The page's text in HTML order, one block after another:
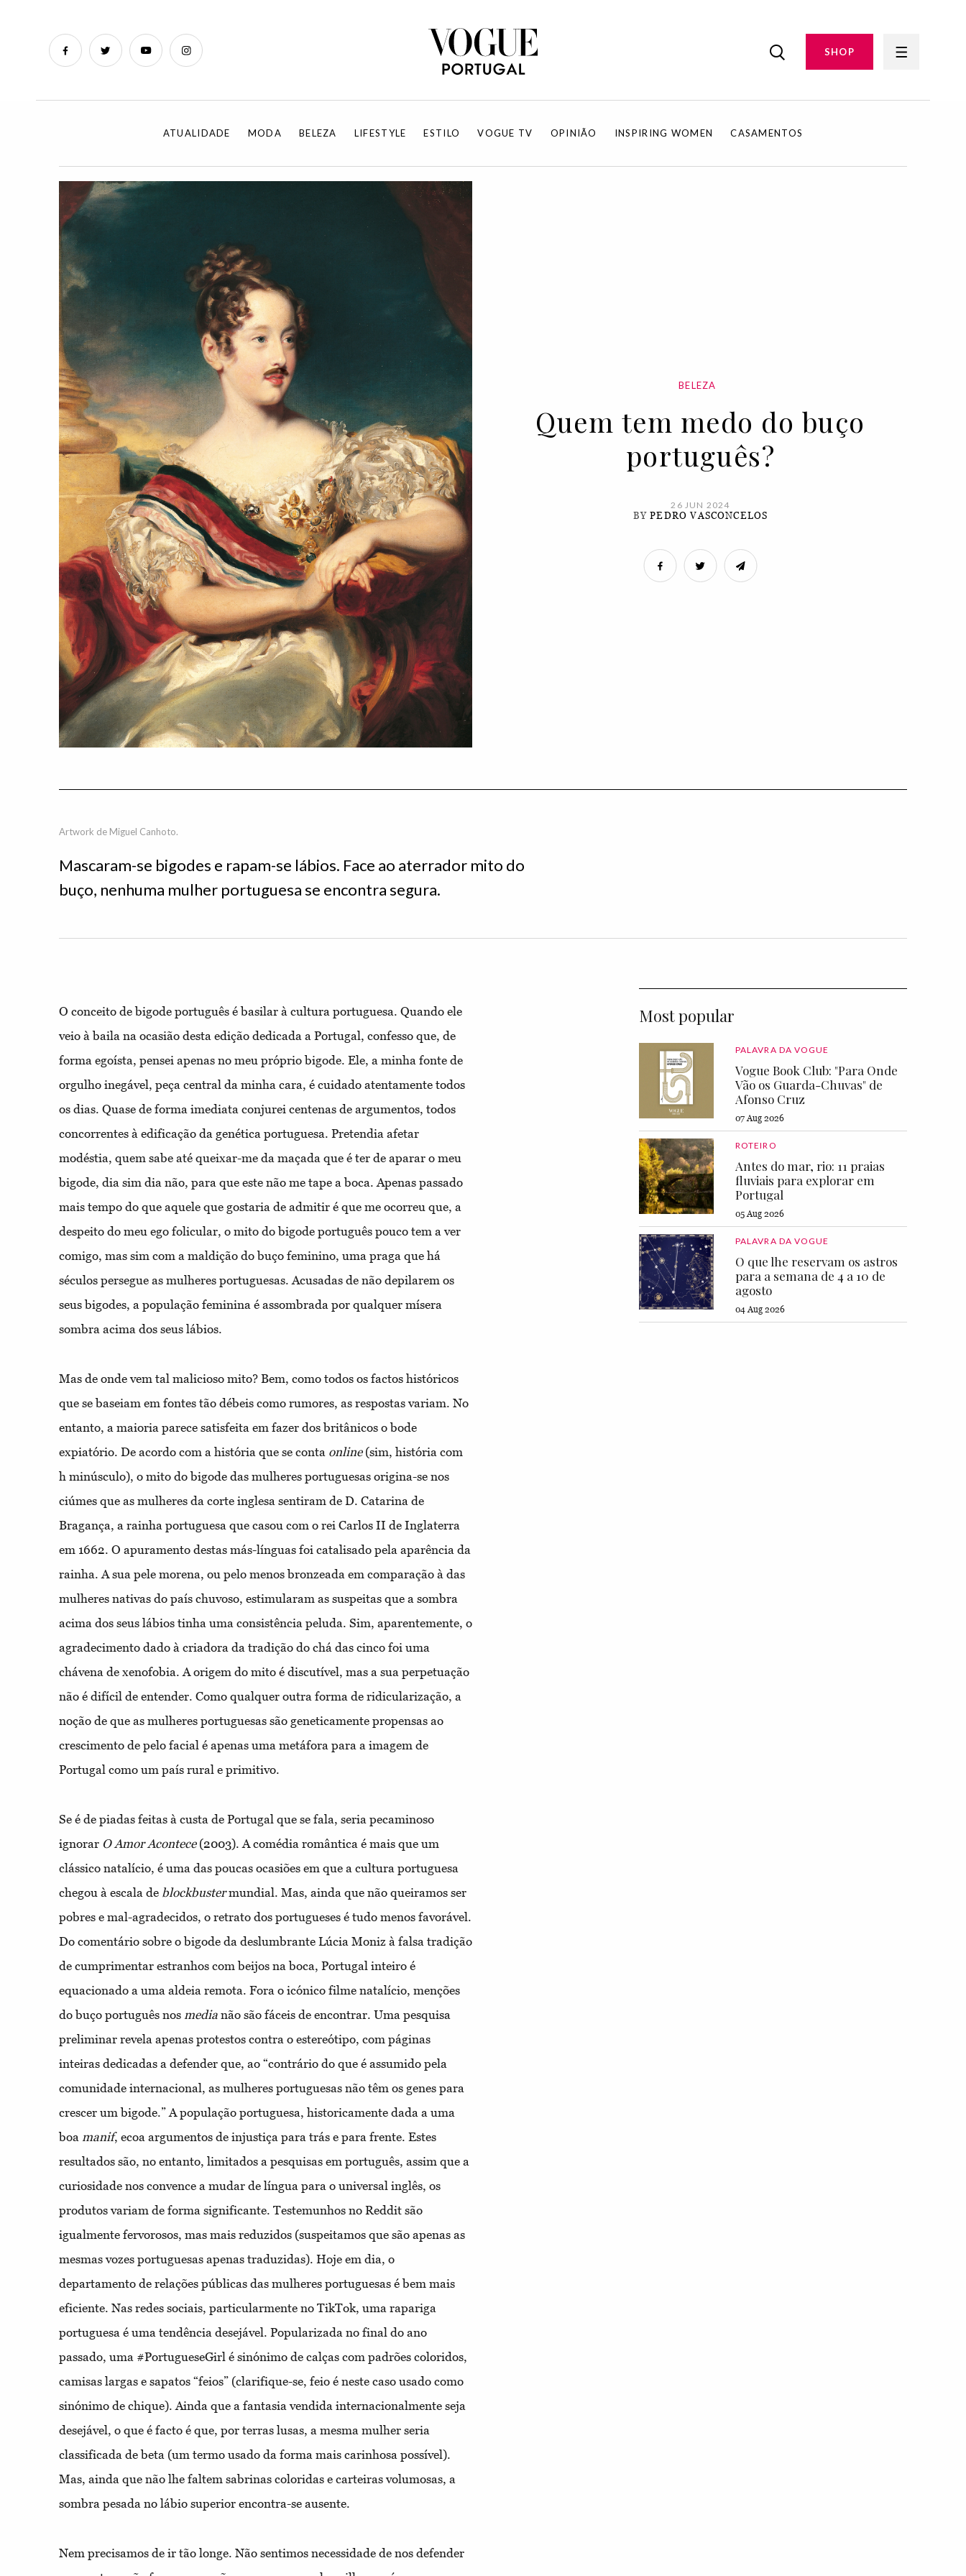
SHOP
ATUALIDADE MODA BELEZA LIFESTYLE ESTILO VOGUE TV OPINIÃO INSPIRING WOMEN CASAMENTOS
BELEZA
Quem tem medo do buço
português?
26 JUN 2024
BYPEDRO VASCONCELOS
Artwork de Miguel Canhoto.
Mascaram-se bigodes e rapam-se lábios. Face ao aterrador mito do
buço, nenhuma mulher portuguesa se encontra segura.
O conceito de bigode português é basilar à cultura portuguesa. Quando ele
veio à baila na ocasião desta edição dedicada a Portugal, confesso que, de
forma egoísta, pensei apenas no meu próprio bigode. Ele, a minha fonte de
orgulho inegável, peça central da minha cara, é cuidado atentamente todos
os dias. Quase de forma imediata conjurei centenas de argumentos, todos
concorrentes à edificação da genética portuguesa. Pretendia afetar
modéstia, quem sabe até queixar-me da maçada que é ter de aparar o meu
bigode, dia sim dia não, para que este não me tape a boca. Apenas passado
mais tempo do que aquele que gostaria de admitir é que me ocorreu que, a
despeito do meu ego folicular, o mito do bigode português pouco tem a ver
comigo, mas sim com a maldição do buço feminino, uma praga que há
séculos persegue as mulheres portuguesas. Acusadas de não depilarem os
seus bigodes, a população feminina é assombrada por qualquer mísera
sombra acima dos seus lábios.
Mas de onde vem tal malicioso mito? Bem, como todos os factos históricos
que se baseiam em fontes tão débeis como rumores, as respostas variam. No
entanto, a maioria parece satisfeita em fazer dos britânicos o bode
expiatório. De acordo com a história que se conta online(sim, história com
h minúsculo), o mito do bigode das mulheres portuguesas origina-se nos
ciúmes que as mulheres da corte inglesa sentiram de D. Catarina de
Bragança, a rainha portuguesa que casou com o rei Carlos II de Inglaterra
em 1662. O apuramento destas más-línguas foi catalisado pela aparência da
rainha. A sua pele morena, ou pelo menos bronzeada em comparação à das
mulheres nativas do país chuvoso, estimularam as suspeitas que a sombra
acima dos seus lábios tinha uma consistência peluda. Sim, aparentemente, o
agradecimento dado à criadora da tradição do chá das cinco foi uma
chávena de xenofobia. A origem do mito é discutível, mas a sua perpetuação
não é difícil de entender. Como qualquer outra forma de ridicularização, a
noção de que as mulheres portuguesas são geneticamente propensas ao
crescimento de pelo facial é apenas uma metáfora para a imagem de
Portugal como um país rural e primitivo.
Se é de piadas feitas à custa de Portugal que se fala, seria pecaminoso
ignorar O Amor Acontece(2003). A comédia romântica é mais que um
clássico natalício, é uma das poucas ocasiões em que a cultura portuguesa
chegou à escala de blockbustermundial. Mas, ainda que não queiramos ser
pobres e mal-agradecidos, o retrato dos portugueses é tudo menos favorável.
Do comentário sobre o bigode da deslumbrante Lúcia Moniz à falsa tradição
de cumprimentar estranhos com beijos na boca, Portugal inteiro é
equacionado a uma aldeia remota. Fora o icónico filme natalício, menções
do buço português nos media não são fáceis de encontrar. Uma pesquisa
preliminar revela apenas protestos contra o estereótipo, com páginas
inteiras dedicadas a defender que, ao “contrário do que é assumido pela
comunidade internacional, as mulheres portuguesas não têm os genes para
crescer um bigode.” A população portuguesa, historicamente dada a uma
boa manif, ecoa argumentos de injustiça para trás e para frente. Estes
resultados são, no entanto, limitados a pesquisas em português, assim que a
curiosidade nos convence a mudar de língua para o universal inglês, os
produtos variam de forma significante. Testemunhos no Reddit são
igualmente fervorosos, mas mais reduzidos (suspeitamos que são apenas as
mesmas vozes portuguesas apenas traduzidas). Hoje em dia, o
departamento de relações públicas das mulheres portuguesas é bem mais
eficiente. Nas redes sociais, particularmente no TikTok, uma rapariga
portuguesa é uma tendência desejável. Popularizada no final do ano
passado, uma #PortugueseGirl é sinónimo de calças com padrões coloridos,
camisas largas e sapatos “feios” (clarifique-se, feio é neste caso usado como
sinónimo de chique). Ainda que a fantasia vendida internacionalmente seja
desejável, o que é facto é que, por terras lusas, a mesma mulher seria
classificada de beta (um termo usado da forma mais carinhosa possível).
Mas, ainda que não lhe faltem sabrinas coloridas e carteiras volumosas, a
sombra pesada no lábio superior encontra-se ausente.
Nem precisamos de ir tão longe. Não sentimos necessidade de nos defender
Most popular
PALAVRA DA VOGUE
Vogue Book Club: "Para Onde
Vão os Guarda-Chuvas" de
Afonso Cruz
07 Aug 2026
ROTEIRO
Antes do mar, rio: 11 praias
fluviais para explorar em
Portugal
05 Aug 2026
PALAVRA DA VOGUE
O que lhe reservam os astros
para a semana de 4 a 10 de
agosto
04 Aug 2026